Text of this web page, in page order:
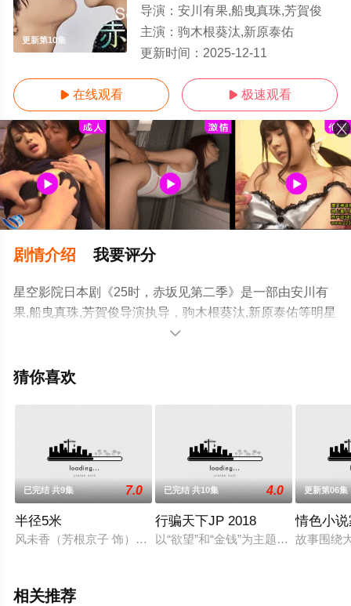
更新第10集
导演： 安川有果,船曳真珠,芳賀俊
主演： 驹木根葵汰,新原泰佑
更新时间： 2025-12-11
 在线观看  极速观看
剧情介绍 我要评分
星空影院日本剧《25时，赤坂见第二季》是一部由安川有
果,船曳真珠,芳賀俊导演执导，驹木根葵汰,新原泰佑等明星
演员精彩演绎的日本电视剧，手机免费在线观看高清无删
步至豆瓣电视剧、电视猫或剧情网等平台了解。

猜你喜欢
已完结 共9集 7.0
半径5米
风未香（芳根京子 饰）是杂志《周刊女性》的编辑，供职于一
已完结 共10集 4.0
行骗天下JP 2018
以“欲望”和“金钱”为主题，具有强大
更新第06集
情色小
故事围绕
相关推荐